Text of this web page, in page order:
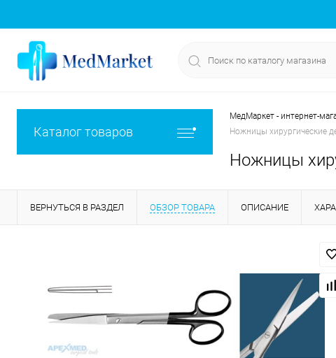
Каталог товаров
МедМаркет - интернет-
Ножницы хирургические
Ножницы
ВЕРНУТЬСЯ В РАЗДЕЛ ОБЗОР ТОВАРА ОПИСАНИЕ